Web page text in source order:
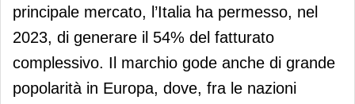
principale mercato, l’Italia ha permesso, nel
2023, di generare il 54% del fatturato
complessivo. Il marchio gode anche di grande
popolarità in Europa, dove, fra le nazioni